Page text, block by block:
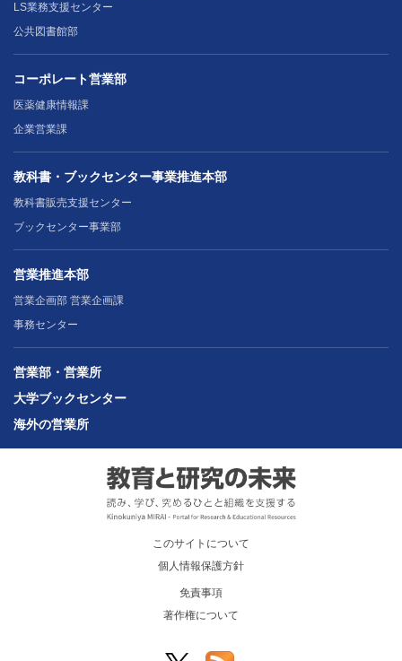
LS業務支援センター
公共図書館部
コーポレート営業部
医薬健康情報課
企業営業課
教科書・ブックセンター事業推進本部
教科書販売支援センター
ブックセンター事業部
営業推進本部
営業企画部 営業企画課
事務センター
営業部・営業所
大学ブックセンター
海外の営業所
このサイトについて
個人情報保護方針
免責事項
著作権について